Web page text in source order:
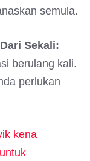
semula.
Sekali:
berulang kali.
perlukan
kena